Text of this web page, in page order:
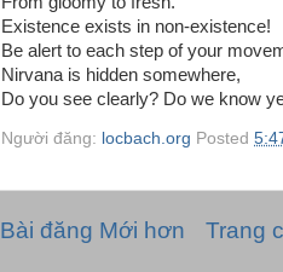
Existence exists in non-existence!
Be alert to each step of your
Nirvana is hidden somewhere,
Do you see clearly? Do we know
Người đăng: locbach.org Posted
Bài đăng Mới hơn Trang